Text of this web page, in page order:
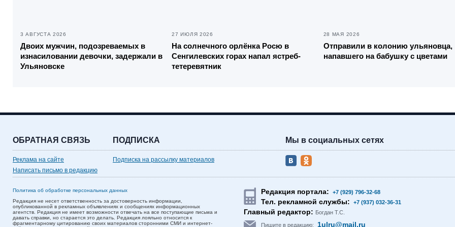
3 АВГУСТА 2026
Двоих мужчин, подозреваемых в
изнасиловании девочки, задержали в
Ульяновске
27 ИЮЛЯ 2026
На солнечного орлёнка Росю в
Сенгилевских горах напал ястреб-
тетеревятник
28 МАЯ 2026
Отправили в колонию ульяновца,
напавшего на бабушку с цветами
ОБРАТНАЯ СВЯЗЬ
Реклама на сайте
Написать письмо в редакцию
ПОДПИСКА
Подписка на рассылку материалов
Мы в социальных сетях
Политика об обработке персональных данных
Редакция не несет ответственность за достоверность информации,
опубликованной в рекламных объявлениях и сообщениях информационных
агентств. Редакция не имеет возможности отвечать на все поступающие письма и
давать справки, но старается это делать. Редакция лояльно относится к
фрагментарному цитированию своих материалов сторонними СМИ и интернет-
Редакция портала: +7 (929) 796-32-68
Тел. рекламной службы: +7 (937) 032-36-31
Главный редактор: Богдан Т.С.
Пишите в редакцию: 1ulru@mail.ru